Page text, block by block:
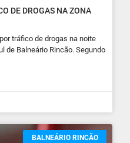
DE DROGAS NA ZONA
tráfico de drogas na noite
de Balneário Rincão. Segundo
BALNEÁRIO RINCÃO